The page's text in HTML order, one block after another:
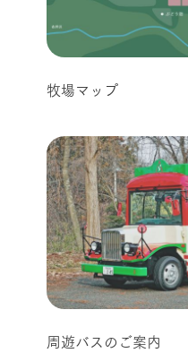
牧場マップ
周遊バスのご案内